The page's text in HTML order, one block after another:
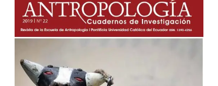
lateral
del
artículo